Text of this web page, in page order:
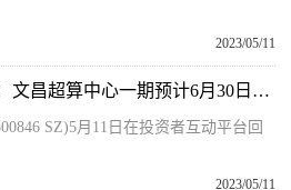
2023/05/11
首都在线（300846.SZ）：文昌超算中心一期预计6月30日前投入使用|天天播报
SZ)5月11日在投资者互动平台回
2023/05/11